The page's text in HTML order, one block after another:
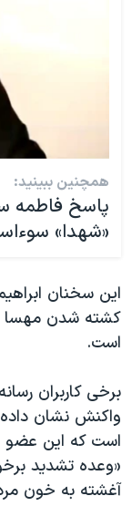
همچنین ببینید:
پاسخ فاطمه
«شهدا»
این سخنان
کشته شدن مهسا
است.
برخی کاربران
واکنش نشان
«وعده تشدید
آغشته به خون